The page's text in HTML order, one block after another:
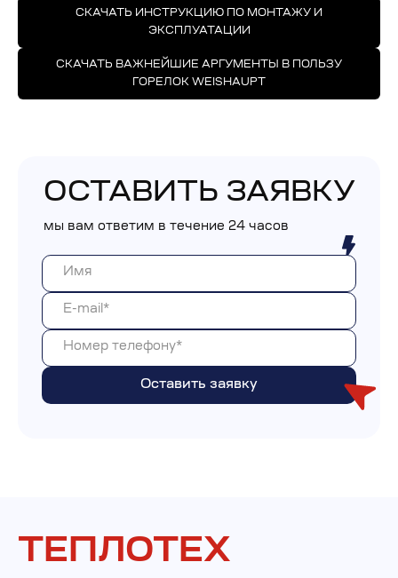
СКАЧАТЬ ИНСТРУКЦИЮ ПО МОНТАЖУ И
ЭКСПЛУАТАЦИИ
СКАЧАТЬ ВАЖНЕЙШИЕ АРГУМЕНТЫ В ПОЛЬЗУ
ГОРЕЛОК WEISHAUPT
ОСТАВИТЬ ЗАЯВКУ
мы вам ответим в течение 24 часов
ТЕПЛОТЕХ